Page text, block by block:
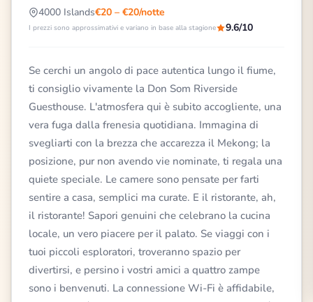
4000 Islands€20 – €20/notte
I prezzi sono approssimativi e variano in base alla stagione 9.6/10
Se cerchi un angolo di pace autentica lungo il fiume,
ti consiglio vivamente la Don Som Riverside
Guesthouse. L'atmosfera qui è subito accogliente, una
vera fuga dalla frenesia quotidiana. Immagina di
svegliarti con la brezza che accarezza il Mekong; la
posizione, pur non avendo vie nominate, ti regala una
quiete speciale. Le camere sono pensate per farti
sentire a casa, semplici ma curate. E il ristorante, ah,
il ristorante! Sapori genuini che celebrano la cucina
locale, un vero piacere per il palato. Se viaggi con i
tuoi piccoli esploratori, troveranno spazio per
divertirsi, e persino i vostri amici a quattro zampe
sono i benvenuti. La connessione Wi-Fi è affidabile,